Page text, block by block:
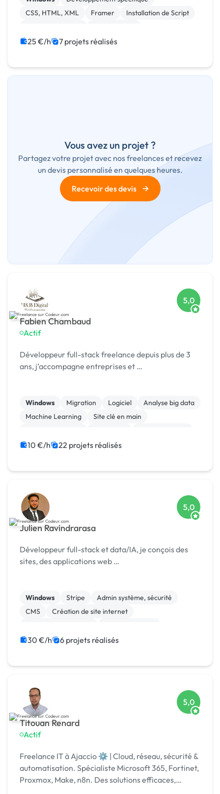
CSS, HTML, XML
Framer
Installation de Script
Migration ou refonte de site
25 €/h 7 projets réalisés
Vous avez un projet ?
Partagez votre projet avec nos freelances et recevez
un devis personnalisé en quelques heures.
Recevoir des devis
→
Fabien Chambaud
Actif
5,0
Développeur full-stack freelance depuis plus de 3
ans, j’accompagne entreprises et …
Windows Migration Logiciel
Analyse big data
Machine Learning
Site clé en main
Shopify
10 €/h 22 projets réalisés
Julien Ravindrarasa
5,0
Développeur full-stack et data/IA, je conçois des
sites, des applications web …
Windows Stripe
Admin système, sécurité
CMS
Création de site internet
Installation de Script
Integration HTML
30 €/h 6 projets réalisés
Titouan Renard
Actif
5,0
Freelance IT à Ajaccio ⚙️ | Cloud, réseau, sécurité &
automatisation. Spécialiste Microsoft 365, Fortinet,
Proxmox, Make, n8n. Des solutions efficaces,